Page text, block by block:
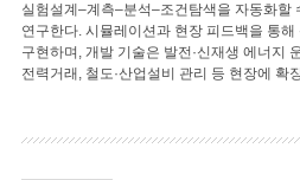
실험설계–계측–분석–조건탐색을 자동화할
연구한다. 시뮬레이션과 현장 피드백을 통
구현하며, 개발 기술은 발전·신재생 에너지
전력거래, 철도·산업설비 관리 등 현장에 확